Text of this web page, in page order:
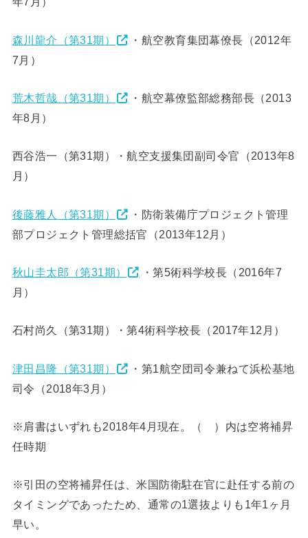
森川龍介（第31期）
・航空教育集団幕僚長（2012年
7月）
荒木哲哉（第31期）
・航空幕僚監部総務部長（2013
年8月）
西谷浩一（第31期）・航空支援集団副司令官（2013年8
月）
後藤雅人（第31期）
・防衛装備庁プロジェクト管理
部プロジェクト管理総括官（2013年12月）
秋山圭太郎（第31期）
・第5術科学校長（2016年7
月）
石村尚久（第31期）・第4術科学校長（2017年12月）
津田昌隆（第31期）
・第1航空団司令兼ねて浜松基地
司令（2018年3月）
※肩書はいずれも2018年4月現在。（ ）内は空将補昇
任時期
※引田の空将補昇任は、米国防衛駐在官に赴任する前の
タイミングであったため、通常の1選抜よりも1年1ヶ月
早い。